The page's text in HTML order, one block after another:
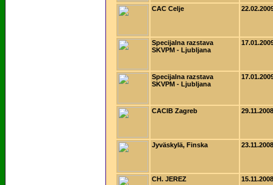
CAC Celje
Specijalna razstava
SKVPM - Ljubljana
Specijalna razstava
SKVPM - Ljubljana
CACIB Zagreb 29.11.2008
Jyväskylä, Finska 23.11.2008
CH. JEREZ 15.11.2008